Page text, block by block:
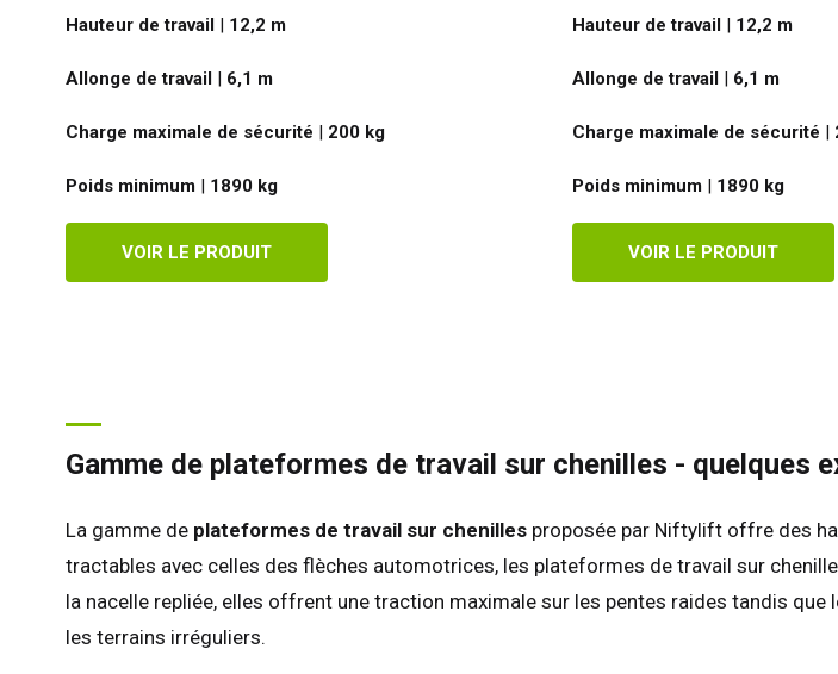
Hauteur de travail| 12,2 m
Allonge de travail| 6,1 m
Charge maximale de sécurité | 200 kg
Poids minimum| 1890 kg
VOIR LE PRODUIT
Hauteur de travail| 12,2 m
Allonge de travail| 6,1 m
Charge maximale de sécurité |
Poids minimum| 1890 kg
VOIR LE PRODUIT
Gamme de plateformes de travail sur chenilles - quelques
La gamme de plateformes de travail sur chenillesproposée par Niftylift offre des
tractables avec celles des flèches automotrices, les plateformes de travail sur
la nacelle repliée, elles offrent une traction maximale sur les pentes raides tandis
les terrains irréguliers.
Royaume-Uni